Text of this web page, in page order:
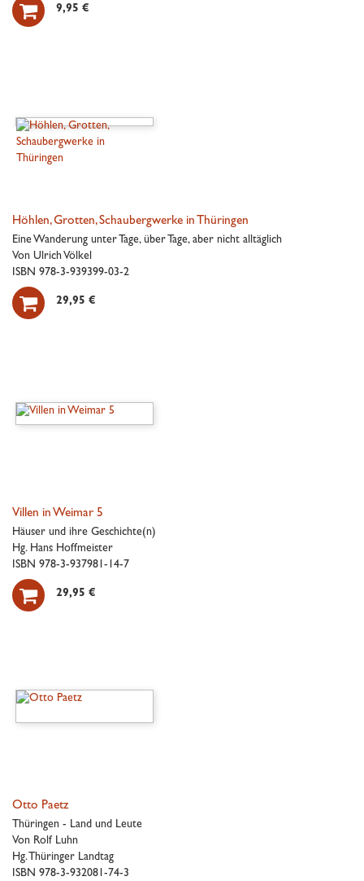
 9,95 €
Höhlen, Grotten, Schaubergwerke in Thüringen
Eine Wanderung unter Tage, über Tage, aber nicht alltäglich
Von Ulrich Völkel
ISBN 978-3-939399-03-2
 29,95 €
Villen in Weimar 5
Häuser und ihre Geschichte(n)
Hg. Hans Hoffmeister
ISBN 978-3-937981-14-7
 29,95 €
Otto Paetz
Thüringen - Land und Leute
Von Rolf Luhn
Hg. Thüringer Landtag
ISBN 978-3-932081-74-3